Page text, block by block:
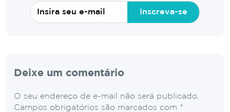
Inscreva-se
Deixe um comentário
O seu endereço de e-mail não será publicado.
Campos obrigatórios são marcados com *